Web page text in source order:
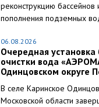
реконструкцию бассейнов
пополнения подземных
06.08.2026
Очередная установка
очистки вода
Одинцовском округе
В селе Каринское
Московской области